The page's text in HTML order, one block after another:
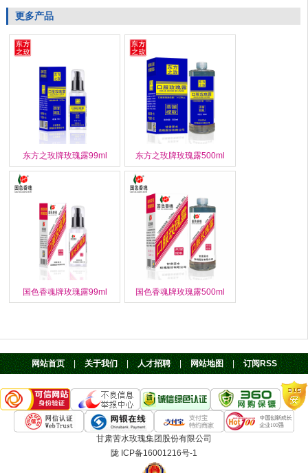
更多产品
东方之玫牌玫瑰露99ml 东方之玫牌玫瑰露500ml
国色香魂牌玫瑰露99ml 国色香魂牌玫瑰露500ml
网站首页 | 关于我们 | 人才招聘 | 网站地图 | 订阅RSS
甘肃苦水玫瑰集团股份有限公司
陇 ICP备16001216号-1